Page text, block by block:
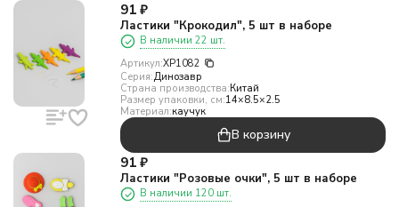
91 ₽
Ластики "Крокодил", 5 шт в наборе
В наличии 22 шт.
Артикул:XP1082
Серия:Динозавр
Страна производства:Китай
Размер упаковки, см:14×8.5×2.5
Материал:каучук
В корзину
91 ₽
Ластики "Розовые очки", 5 шт в наборе
В наличии 120 шт.